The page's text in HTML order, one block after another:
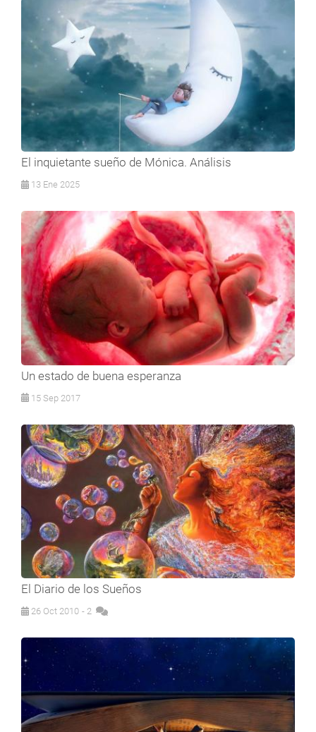
El inquietante sueño de Mónica. Análisis
13 Ene 2025
Un estado de buena esperanza
15 Sep 2017
El Diario de los Sueños
26 Oct 2010 - 2